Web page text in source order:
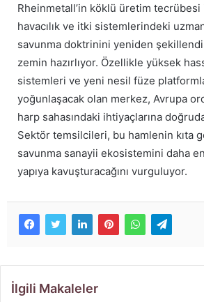
Rheinmetall’in köklü üretim tecrübesi
havacılık ve itki sistemlerindeki
savunma doktrinini yeniden
zemin hazırlıyor. Özellikle yüksek
sistemleri ve yeni nesil füze
yoğunlaşacak olan merkez, Avrupa
harp sahasındaki ihtiyaçlarına
Sektör temsilcileri, bu hamlenin kıta
savunma sanayii ekosistemini daha
yapıya kavuşturacağını vurguluyor.
İlgili Makaleler